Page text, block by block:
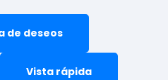
de deseos
Vista rápida